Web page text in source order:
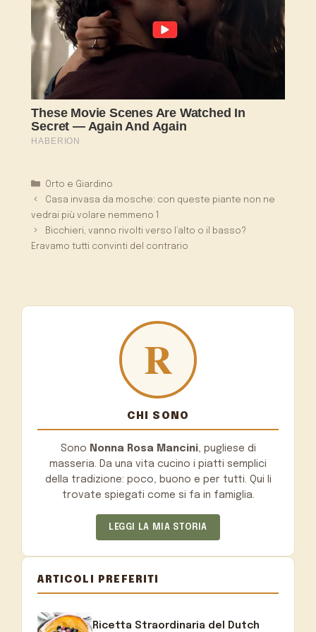
Categorie
Orto e Giardino
Casa invasa da mosche: con queste piante non ne
vedrai più volare nemmeno 1
Bicchieri, vanno rivolti verso l’alto o il basso?
Eravamo tutti convinti del contrario
CHI SONO
Sono Nonna Rosa Mancini, pugliese di
masseria. Da una vita cucino i piatti semplici
della tradizione: poco, buono e per tutti. Qui li
trovate spiegati come si fa in famiglia.
LEGGI LA MIA STORIA
ARTICOLI PREFERITI
Ricetta Straordinaria del Dutch